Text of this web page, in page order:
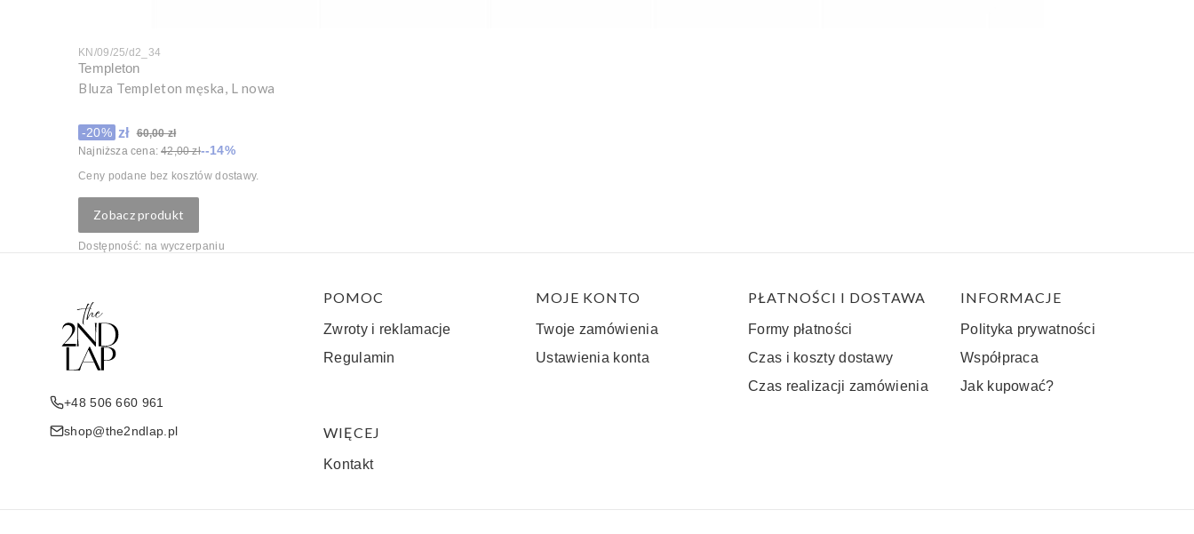
KN/09/25/d2_34
Bluza Templeton męska, L nowa
Templeton
Cena promocyjna
48,00 zł 60,00 zł
-20%
Najniższa cena: 42,00 zł--14%
Ceny podane bez kosztów dostawy.
Zobacz produkt
Dostępność: na wyczerpaniu
+48 506 660 961
shop@the2ndlap.pl
Linki w stopce
POMOC
Zwroty i reklamacje
Regulamin
MOJE KONTO
Twoje zamówienia
Ustawienia konta
PŁATNOŚCI I DOSTAWA
Formy płatności
Czas i koszty dostawy
Czas realizacji zamówienia
INFORMACJE
Polityka prywatności
Współpraca
Jak kupować?
WIĘCEJ
Kontakt